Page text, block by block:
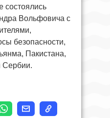
состоялись
Вольфовича с
безопасности,
Пакистана,
Сербии.